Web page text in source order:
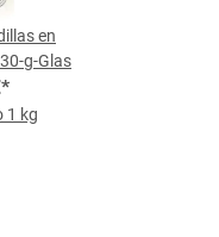
en
g-Glas
*
1 kg